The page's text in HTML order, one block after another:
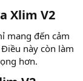
Xlim V2​
mang đến cảm
này còn làm
hơn.